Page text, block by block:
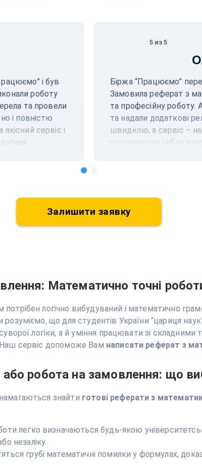
і був
роботу
та провели
і повністю
сервіс і
5 из 5
Біржа “Працюємо”
Замовила реферат з
та професійну роботу.
та надали додаткові
швидкою, а сервіс –
результатом і
Залишити заявку
Математично точні
логічно вибудуваний і математично
що для студентів України “цариця
логіки, а й уміння працювати зі
сервіс допоможе Вам написати реферат з
робота на замовлення: що
знайти готові реферати з
легко визначаються будь-якою
незаліку.
грубі математичні помилки у формулах,